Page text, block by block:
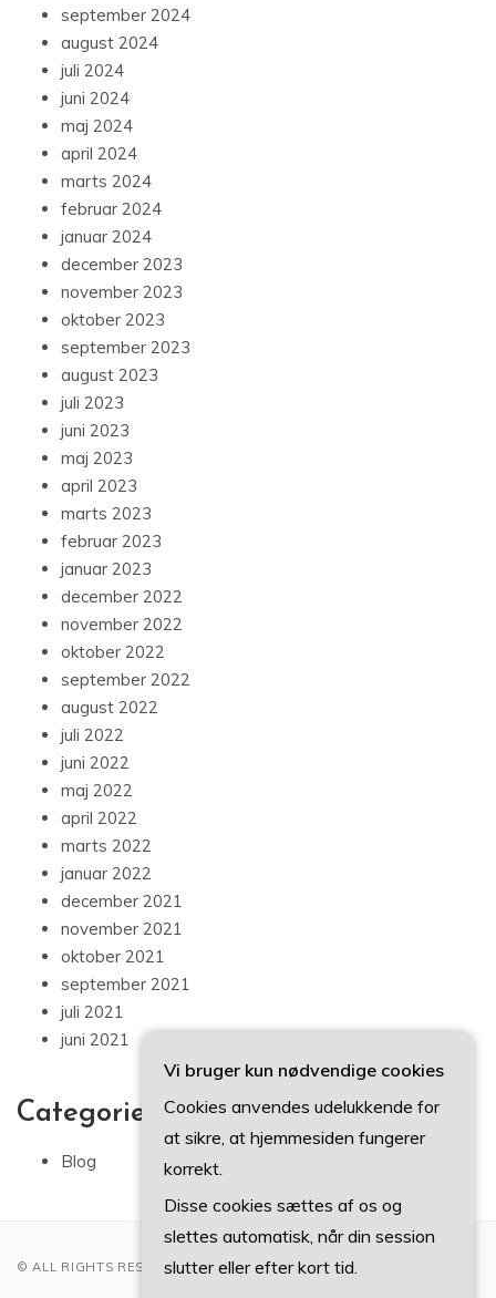
september 2024
august 2024
juli 2024
juni 2024
maj 2024
april 2024
marts 2024
februar 2024
januar 2024
december 2023
november 2023
oktober 2023
september 2023
august 2023
juli 2023
juni 2023
maj 2023
april 2023
marts 2023
februar 2023
januar 2023
december 2022
november 2022
oktober 2022
september 2022
august 2022
juli 2022
juni 2022
maj 2022
april 2022
marts 2022
januar 2022
december 2021
november 2021
oktober 2021
september 2021
juli 2021
juni 2021
Categories
Blog
© ALL RIGHTS RESERVED 2022
Vi bruger kun nødvendige cookies
Cookies anvendes udelukkende for
at sikre, at hjemmesiden fungerer
korrekt.
Disse cookies sættes af os og
slettes automatisk, når din session
slutter eller efter kort tid.